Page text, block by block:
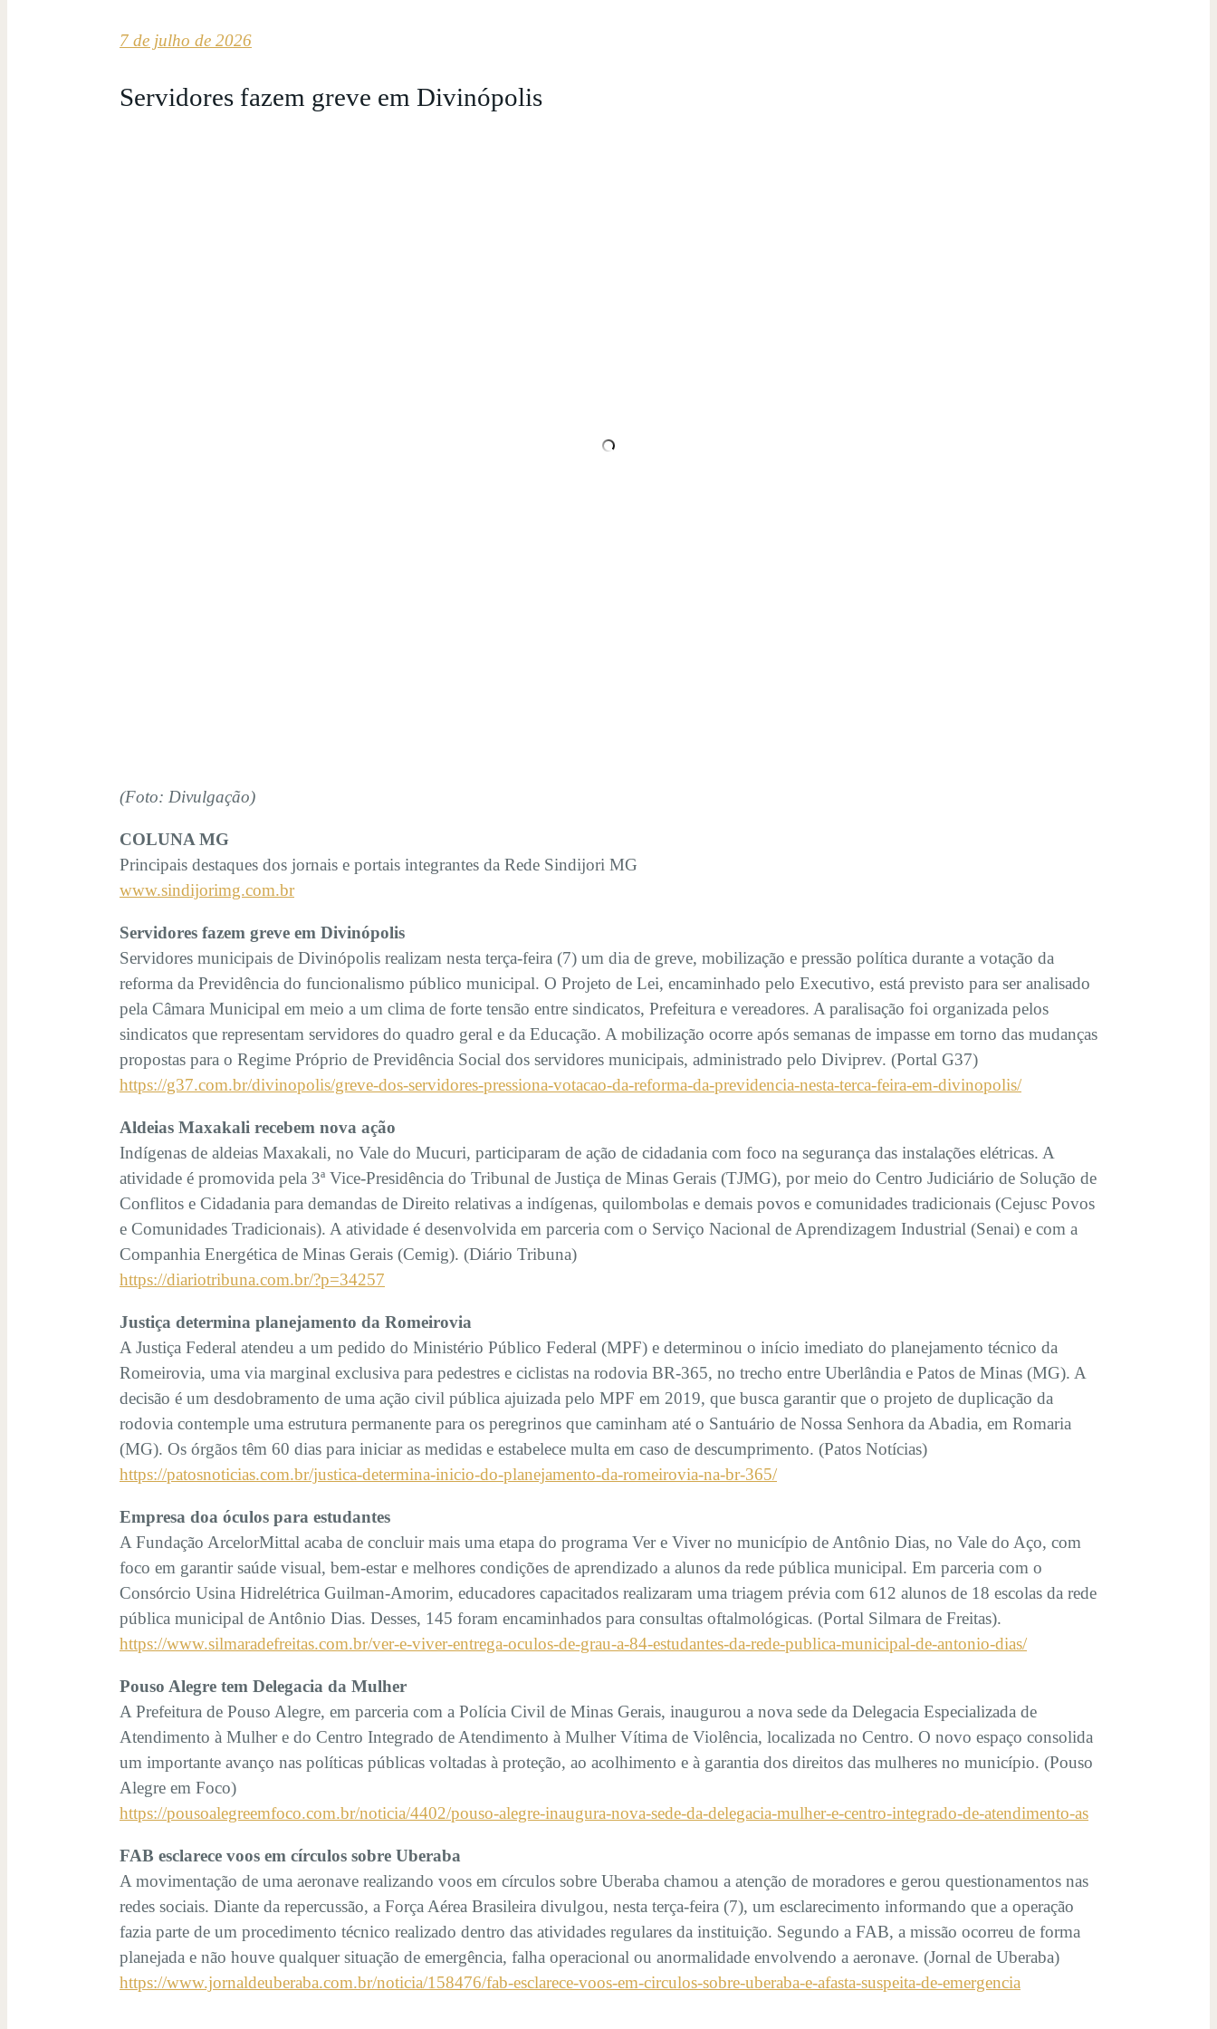
7 de julho de 2026
Servidores fazem greve em Divinópolis
(Foto: Divulgação)
COLUNA MG
Principais destaques dos jornais e portais integrantes da Rede Sindijori MG
www.sindijorimg.com.br
Servidores fazem greve em Divinópolis
Servidores municipais de Divinópolis realizam nesta terça-feira (7) um dia de greve, mobilização e pressão política durante a votação da
reforma da Previdência do funcionalismo público municipal. O Projeto de Lei, encaminhado pelo Executivo, está previsto para ser analisado
pela Câmara Municipal em meio a um clima de forte tensão entre sindicatos, Prefeitura e vereadores. A paralisação foi organizada pelos
sindicatos que representam servidores do quadro geral e da Educação. A mobilização ocorre após semanas de impasse em torno das mudanças
propostas para o Regime Próprio de Previdência Social dos servidores municipais, administrado pelo Diviprev. (Portal G37)
https://g37.com.br/divinopolis/greve-dos-servidores-pressiona-votacao-da-reforma-da-previdencia-nesta-terca-feira-em-divinopolis/
Aldeias Maxakali recebem nova ação
Indígenas de aldeias Maxakali, no Vale do Mucuri, participaram de ação de cidadania com foco na segurança das instalações elétricas. A
atividade é promovida pela 3ª Vice-Presidência do Tribunal de Justiça de Minas Gerais (TJMG), por meio do Centro Judiciário de Solução de
Conflitos e Cidadania para demandas de Direito relativas a indígenas, quilombolas e demais povos e comunidades tradicionais (Cejusc Povos
e Comunidades Tradicionais). A atividade é desenvolvida em parceria com o Serviço Nacional de Aprendizagem Industrial (Senai) e com a
Companhia Energética de Minas Gerais (Cemig). (Diário Tribuna)
https://diariotribuna.com.br/?p=34257
Justiça determina planejamento da Romeirovia
A Justiça Federal atendeu a um pedido do Ministério Público Federal (MPF) e determinou o início imediato do planejamento técnico da
Romeirovia, uma via marginal exclusiva para pedestres e ciclistas na rodovia BR-365, no trecho entre Uberlândia e Patos de Minas (MG). A
decisão é um desdobramento de uma ação civil pública ajuizada pelo MPF em 2019, que busca garantir que o projeto de duplicação da
rodovia contemple uma estrutura permanente para os peregrinos que caminham até o Santuário de Nossa Senhora da Abadia, em Romaria
(MG). Os órgãos têm 60 dias para iniciar as medidas e estabelece multa em caso de descumprimento. (Patos Notícias)
https://patosnoticias.com.br/justica-determina-inicio-do-planejamento-da-romeirovia-na-br-365/
Empresa doa óculos para estudantes
A Fundação ArcelorMittal acaba de concluir mais uma etapa do programa Ver e Viver no município de Antônio Dias, no Vale do Aço, com
foco em garantir saúde visual, bem-estar e melhores condições de aprendizado a alunos da rede pública municipal. Em parceria com o
Consórcio Usina Hidrelétrica Guilman-Amorim, educadores capacitados realizaram uma triagem prévia com 612 alunos de 18 escolas da rede
pública municipal de Antônio Dias. Desses, 145 foram encaminhados para consultas oftalmológicas. (Portal Silmara de Freitas).
https://www.silmaradefreitas.com.br/ver-e-viver-entrega-oculos-de-grau-a-84-estudantes-da-rede-publica-municipal-de-antonio-dias/
Pouso Alegre tem Delegacia da Mulher
A Prefeitura de Pouso Alegre, em parceria com a Polícia Civil de Minas Gerais, inaugurou a nova sede da Delegacia Especializada de
Atendimento à Mulher e do Centro Integrado de Atendimento à Mulher Vítima de Violência, localizada no Centro. O novo espaço consolida
um importante avanço nas políticas públicas voltadas à proteção, ao acolhimento e à garantia dos direitos das mulheres no município. (Pouso
Alegre em Foco)
https://pousoalegreemfoco.com.br/noticia/4402/pouso-alegre-inaugura-nova-sede-da-delegacia-mulher-e-centro-integrado-de-atendimento-as
FAB esclarece voos em círculos sobre Uberaba
A movimentação de uma aeronave realizando voos em círculos sobre Uberaba chamou a atenção de moradores e gerou questionamentos nas
redes sociais. Diante da repercussão, a Força Aérea Brasileira divulgou, nesta terça-feira (7), um esclarecimento informando que a operação
fazia parte de um procedimento técnico realizado dentro das atividades regulares da instituição. Segundo a FAB, a missão ocorreu de forma
planejada e não houve qualquer situação de emergência, falha operacional ou anormalidade envolvendo a aeronave. (Jornal de Uberaba)
https://www.jornaldeuberaba.com.br/noticia/158476/fab-esclarece-voos-em-circulos-sobre-uberaba-e-afasta-suspeita-de-emergencia